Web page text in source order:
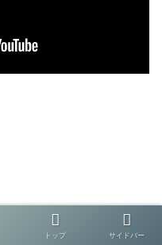
トップ サイドバー